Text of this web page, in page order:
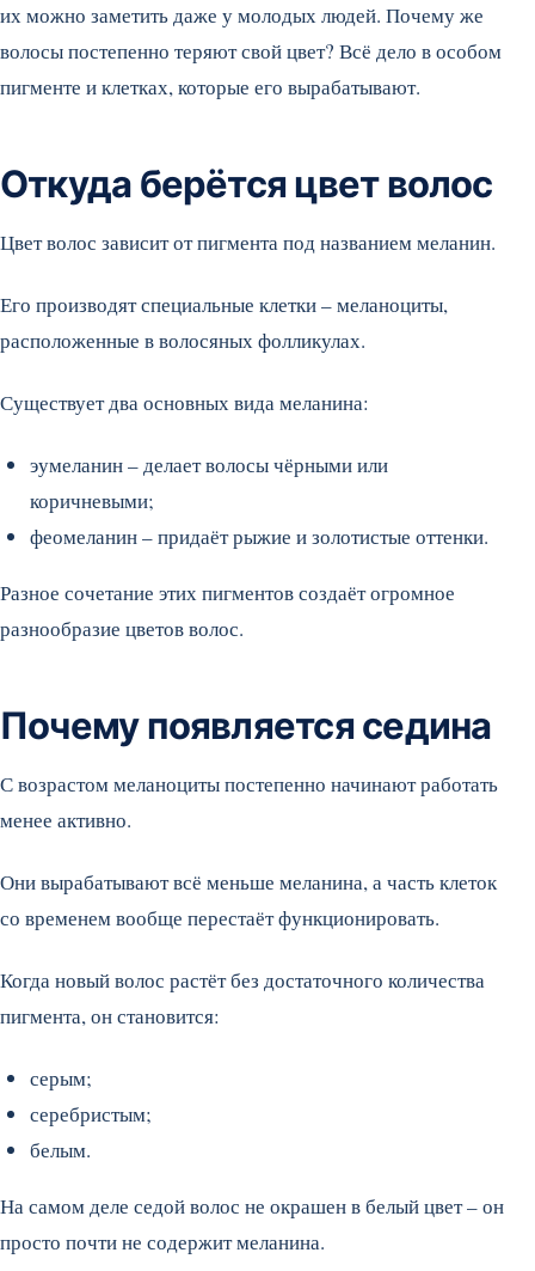
их можно заметить даже у молодых людей. Почему же
волосы постепенно теряют свой цвет? Всё дело в особом
пигменте и клетках, которые его вырабатывают.
Откуда берётся цвет волос
Цвет волос зависит от пигмента под названием меланин.
Его производят специальные клетки – меланоциты,
расположенные в волосяных фолликулах.
Существует два основных вида меланина:
эумеланин – делает волосы чёрными или
коричневыми;
феомеланин – придаёт рыжие и золотистые оттенки.
Разное сочетание этих пигментов создаёт огромное
разнообразие цветов волос.
Почему появляется седина
С возрастом меланоциты постепенно начинают работать
менее активно.
Они вырабатывают всё меньше меланина, а часть клеток
со временем вообще перестаёт функционировать.
Когда новый волос растёт без достаточного количества
пигмента, он становится:
серым;
серебристым;
белым.
На самом деле седой волос не окрашен в белый цвет – он
просто почти не содержит меланина.